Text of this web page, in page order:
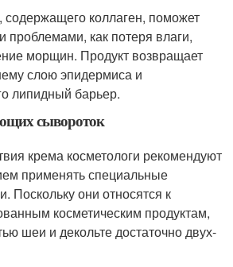
коллаген, поможет
проблемами, как потеря влаги,
морщин. Продукт возвращает
слою эпидермиса и
липидный барьер.
сывороток
крема косметологи рекомендуют
применять специальные
Поскольку они относятся к
косметическим продуктам,
шеи и декольте достаточно двух-